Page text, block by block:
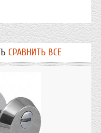
СРАВНИТЬ ВСЕ